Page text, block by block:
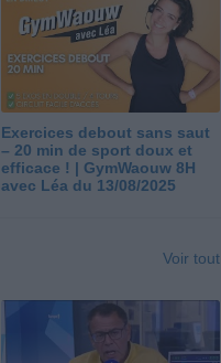
Exercices debout sans saut
– 20 min de sport doux et
efficace ! | GymWaouw 8H
avec Léa du 13/08/2025
Voir tout